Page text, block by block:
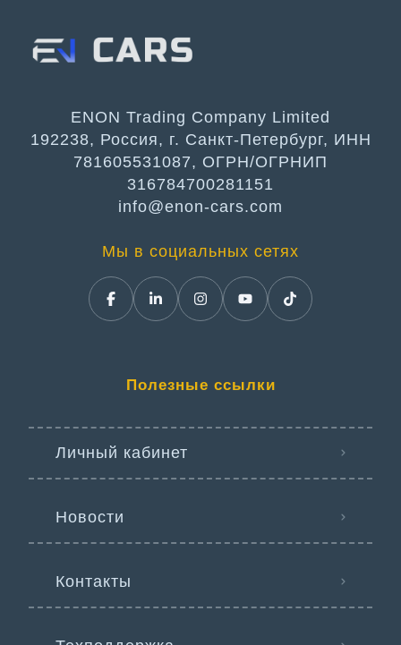
ENON Trading Company Limited
192238, Россия, г. Санкт-Петербург, ИНН
781605531087, ОГРН/ОГРНИП
316784700281151
info@enon-cars.com
Мы в социальных сетях
Полезные ссылки
Личный кабинет
Новости
Контакты